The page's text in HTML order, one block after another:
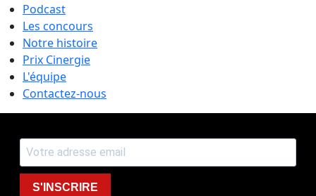
Podcast
Les concours
Notre histoire
Prix Cinergie
L'équipe
Contactez-nous
S'INSCRIRE